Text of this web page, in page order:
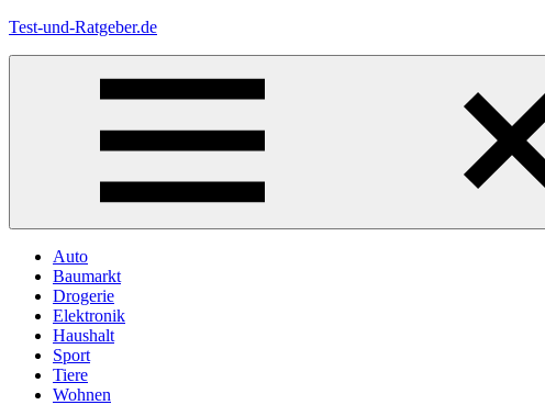
Zum
Test-und-Ratgeber.de
Menü
Auto
Baumarkt
Drogerie
Elektronik
Haushalt
Sport
Tiere
Wohnen